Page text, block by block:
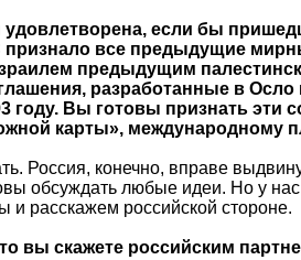
если бы
все предыдущие
предыдущим
разработанные в
году. Вы готовы признать эти
карты», международному
Россия, конечно, вправе
обсуждать любые идеи. Но у нас
расскажем российской стороне.
вы скажете российским